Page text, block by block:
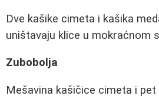
Dve kašike cimeta i kašika
uništavaju klice u mokraćnom
Zubobolja
Mešavina kašičice cimeta i